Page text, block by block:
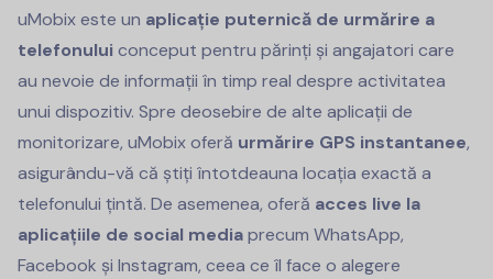
uMobix este un aplicație puternică de urmărire a
telefonului conceput pentru părinți și angajatori care
au nevoie de informații în timp real despre activitatea
unui dispozitiv. Spre deosebire de alte aplicații de
monitorizare, uMobix oferă urmărire GPS instantanee,
asigurându-vă că știți întotdeauna locația exactă a
telefonului țintă. De asemenea, oferă acces live la
aplicațiile de social mediaprecum WhatsApp,
Facebook și Instagram, ceea ce îl face o alegere